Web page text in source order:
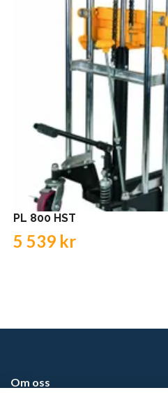
PL 800 HST
5 539 kr
Om oss